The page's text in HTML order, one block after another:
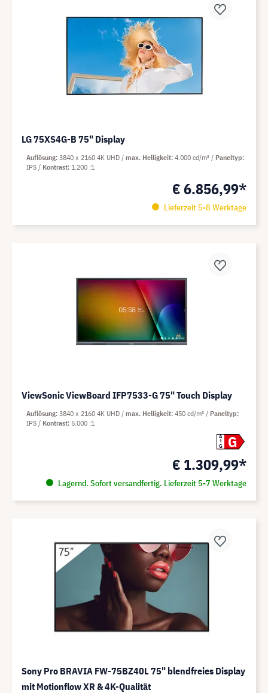
LG 75XS4G-B 75" Display
€ 6.856,99*
Lieferzeit 5-8 Werktage
Auflösung 3840 x 2160 4K UHD max. Helligkeit 4.000 cd/m²
Paneltyp
IPS
Kontrast 1.200 :1
ViewSonic ViewBoard IFP7533-G 75" Touch Display
A
G
G
€ 1.309,99*
Lagernd. Sofort versandfertig. Lieferzeit 5-7 Werktage
Auflösung 3840 x 2160 4K UHD max. Helligkeit 450 cd/m²
Paneltyp
IPS
Kontrast 5.000 :1
Sony Pro BRAVIA FW-75BZ40L 75" blendfreies Display
mit Motionflow XR & 4K-Qualität